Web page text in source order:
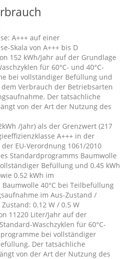
A+++ auf einer
Skala von A+++ bis D
152 kWh/Jahr auf der Grundlage
für 60°C- und 40°C-
bei vollständiger Befüllung und
Verbrauch der Betriebsarten
Der tatsächliche
von der Art der Nutzung des
/Jahr) als der Grenzwert (217
A+++ in der
EU-Verordnung 1061/2010
Standardprogramms Baumwolle
Befüllung und 0.45 kWh
0.52 kWh im
40°C bei Teilbefüllung
im Aus-Zustand /
0.12 W / 0.5 W
11220 Liter/Jahr auf der
Waschzyklen für 60°C-
bei vollständiger
Der tatsächliche
von der Art der Nutzung des